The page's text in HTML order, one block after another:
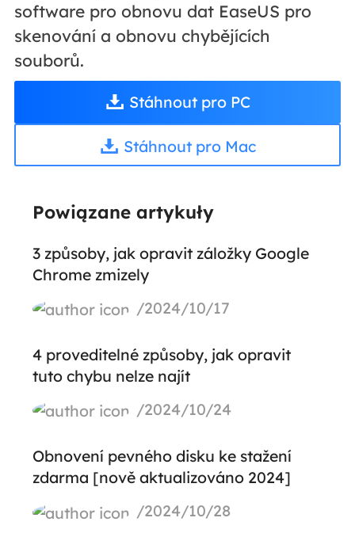
software pro obnovu dat EaseUS pro
skenování a obnovu chybějících
souborů.
Stáhnout pro PC
Stáhnout pro Mac
Powiązane artykuły
3 způsoby, jak opravit záložky Google
Chrome zmizely
/2024/10/17
4 proveditelné způsoby, jak opravit
tuto chybu nelze najít
/2024/10/24
Obnovení pevného disku ke stažení
zdarma [nově aktualizováno 2024]
/2024/10/28